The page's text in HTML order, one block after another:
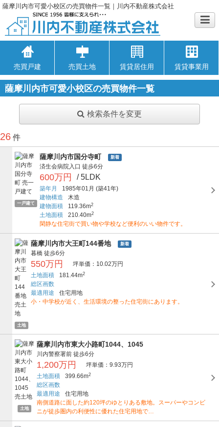
薩摩川内市可愛小校区の売買物件一覧｜川内不動産株式会社
売買戸建 売買土地 賃貸居住用 賃貸事業用
薩摩川内市可愛小校区の売買物件一覧
検索条件を変更
26 件
一戸建て
薩摩川内市国分寺町 新着
済生会病院入口 徒歩6分
600万円 / 5LDK
築年月 1985年01月 (築41年)
建物構造
木造
建物面積
119.36m2
土地面積 210.40m2
閑静な住宅街で買い物や学校など便利のいい物件です。
土地
薩摩川内市大王町144番地 新着
暮橋 徒歩6分
550万円
坪単価：10.02万円
土地面積
181.44m2
総区画数
最適用途
住宅用地
小・中学校が近く、生活環境の整った住宅街にあります。
土地
薩摩川内市東大小路町1044、1045
川内警察署前 徒歩6分
1,200万円
坪単価：9.93万円
土地面積
399.66m2
総区画数
最適用途
住宅用地
南側道路に面した約120坪のゆとりある敷地。スーパーやコンビ
ニが徒歩圏内の利便性に優れた住宅用地で…